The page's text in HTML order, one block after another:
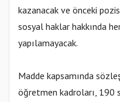
kazanacak ve önceki
sosyal haklar hakkında
yapılamayacak.
Madde kapsamında
öğretmen kadroları, 190